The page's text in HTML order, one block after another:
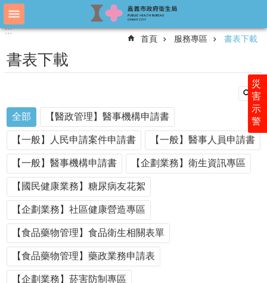
跳到主要內容區塊
進
搜
尋
認
識
衛
生
局
科
室
簡
介
附
屬
單
位
:::
災
害
示
警
:::
首頁 服務專區 書表下載
書表下載
全部 【醫政管理】醫事機構申請書
【一般】人民申請案件申請書 【一般】醫事人員申請書
【一般】醫事機構申請書 【企劃業務】衛生資訊專區
【國民健康業務】糖尿病友花絮
【企劃業務】社區健康營造專區
【食品藥物管理】食品衛生相關表單
【食品藥物管理】藥政業務申請表
【企劃業務】菸害防制專區